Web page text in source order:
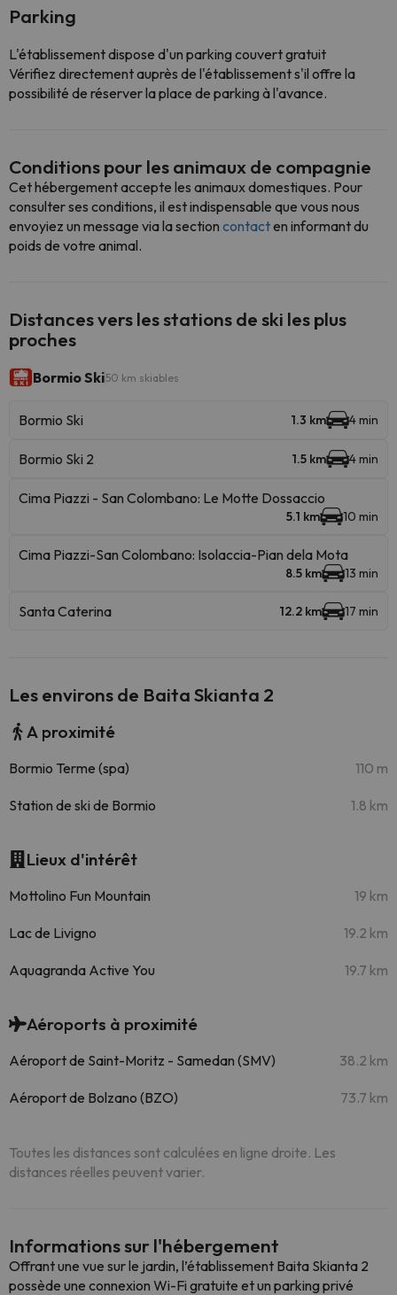
Parking
L'établissement dispose d'un parking couvert gratuit
Vérifiez directement auprès de l'établissement s'il offre la
possibilité de réserver la place de parking à l'avance.
Conditions pour les animaux de compagnie
Cet hébergement accepte les animaux domestiques. Pour
consulter ses conditions, il est indispensable que vous nous
envoyiez un message via la section contacten informant du
poids de votre animal.
Distances vers les stations de ski les plus
proches
Bormio Ski50 km skiables
Bormio Ski 1.3 km 4 min
Bormio Ski 2 1.5 km 4 min
Cima Piazzi - San Colombano: Le Motte Dossaccio
5.1 km 10 min
Cima Piazzi-San Colombano: Isolaccia-Pian dela Mota
8.5 km 13 min
Santa Caterina 12.2 km 17 min
Les environs de Baita Skianta 2
A proximité
Bormio Terme (spa) 110 m
Station de ski de Bormio 1.8 km
Lieux d'intérêt
Mottolino Fun Mountain 19 km
Lac de Livigno 19.2 km
Aquagranda Active You 19.7 km
Aéroports à proximité
Aéroport de Saint-Moritz - Samedan (SMV) 38.2 km
Aéroport de Bolzano (BZO) 73.7 km
Toutes les distances sont calculées en ligne droite. Les
distances réelles peuvent varier.
Informations sur l'hébergement
Offrant une vue sur le jardin, l’établissement Baita Skianta 2
possède une connexion Wi-Fi gratuite et un parking privé